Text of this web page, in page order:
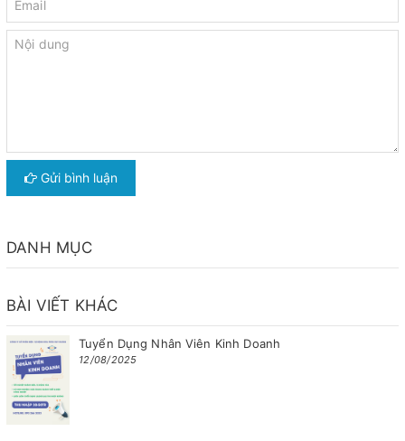
Gửi bình luận
DANH MỤC
BÀI VIẾT KHÁC
Tuyển Dụng Nhân Viên Kinh Doanh
12/08/2025